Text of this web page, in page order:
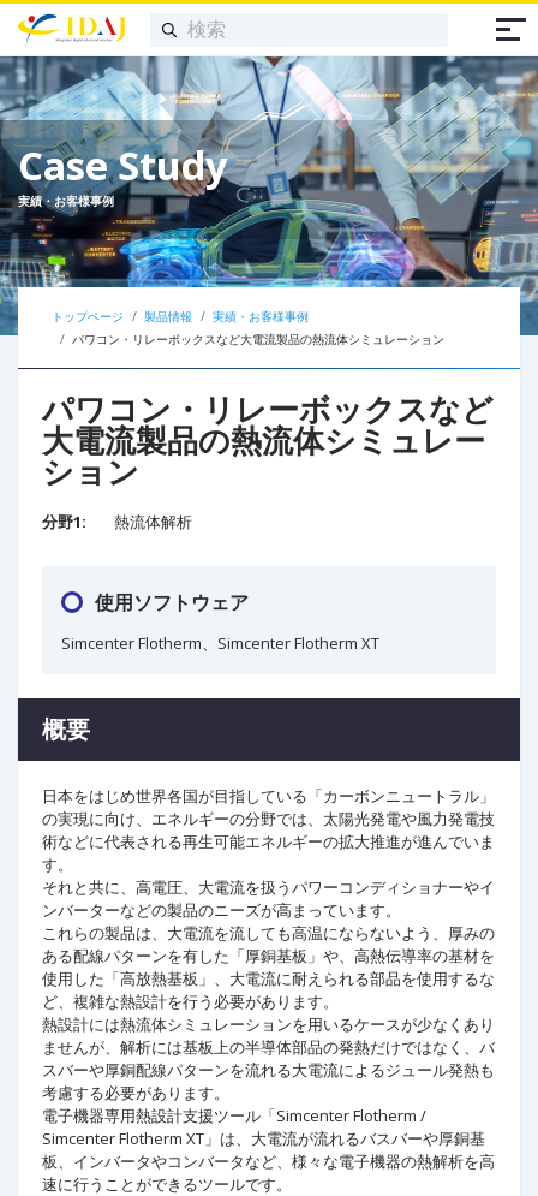
Case Study
実績・お客様事例
トップページ 製品情報
実績・お客様事例
パワコン・リレーボックスなど大電流製品の熱流体シミュレーション
パワコン・リレーボックスなど
大電流製品の熱流体シミュレー
ション
分野1: 熱流体解析
使用ソフトウェア
Simcenter Flotherm、Simcenter Flotherm XT
概要
日本をはじめ世界各国が目指している「カーボンニュートラル」
の実現に向け、エネルギーの分野では、太陽光発電や風力発電技
術などに代表される再生可能エネルギーの拡大推進が進んでいま
す。
それと共に、高電圧、大電流を扱うパワーコンディショナーやイ
ンバーターなどの製品のニーズが高まっています。
これらの製品は、大電流を流しても高温にならないよう、厚みの
ある配線パターンを有した「厚銅基板」や、高熱伝導率の基材を
使用した「高放熱基板」、大電流に耐えられる部品を使用するな
ど、複雑な熱設計を行う必要があります。
熱設計には熱流体シミュレーションを用いるケースが少なくあり
ませんが、解析には基板上の半導体部品の発熱だけではなく、バ
スバーや厚銅配線パターンを流れる大電流によるジュール発熱も
考慮する必要があります。
電子機器専用熱設計支援ツール「Simcenter Flotherm /
Simcenter Flotherm XT」は、大電流が流れるバスバーや厚銅基
板、インバータやコンバータなど、様々な電子機器の熱解析を高
速に行うことができるツールです。